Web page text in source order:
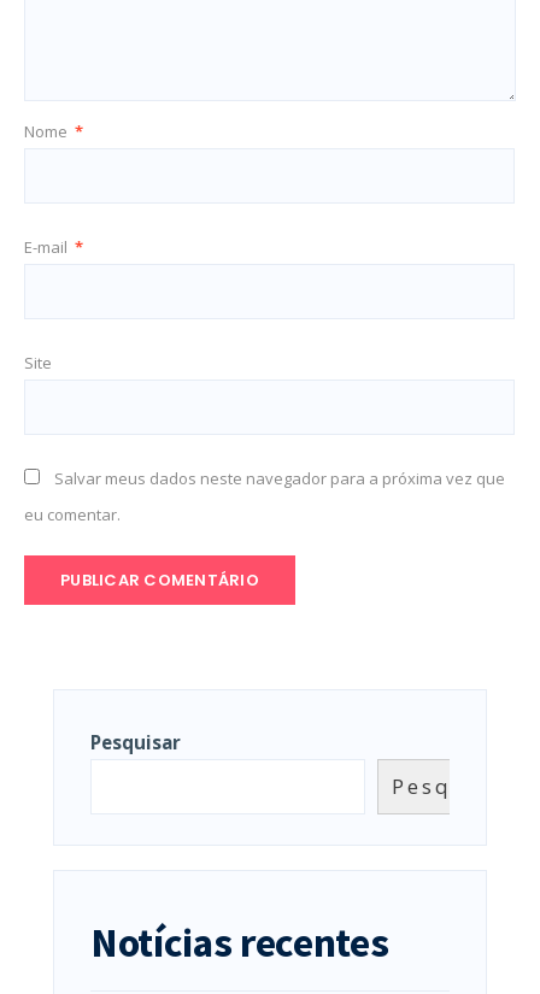
Nome *
E-mail *
Site
Salvar meus dados neste navegador para a próxima vez que
eu comentar.
Pesquisar
Pesquisar
Notícias recentes